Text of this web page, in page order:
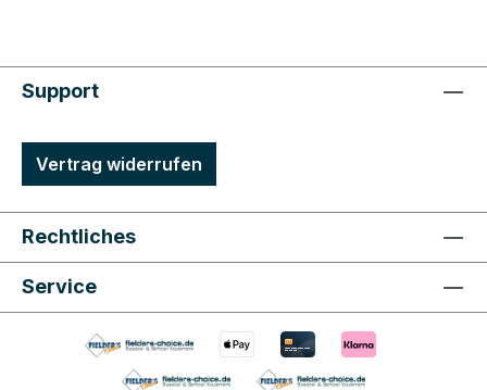
Support
Vertrag widerrufen
Rechtliches
Service